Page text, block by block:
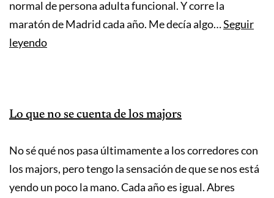
normal de persona adulta funcional. Y corre la
maratón de Madrid cada año. Me decía algo…Seguir
leyendoCorrer
dejar
decir
que
no
Lo que no se cuenta de los majors
No sé qué nos pasa últimamente a los corredores con
los majors, pero tengo la sensación de que se nos está
yendo un poco la mano. Cada año es igual. Abres